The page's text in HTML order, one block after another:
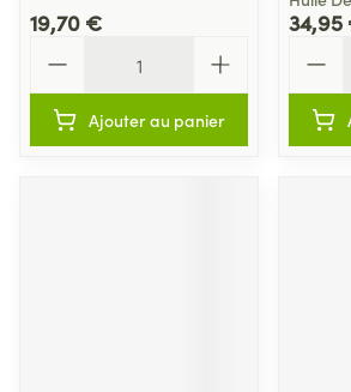
19,70 €
Ajouter au panier
34,95